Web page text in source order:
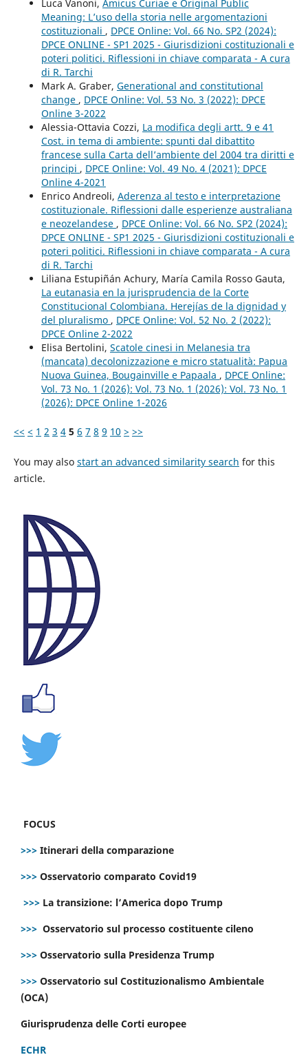
Luca Vanoni, Amicus Curiae e Original Public
Meaning: L’uso della storia nelle argomentazioni
costituzionali , DPCE Online: Vol. 66 No. SP2 (2024):
DPCE ONLINE - SP1 2025 - Giurisdizioni costituzionali e
poteri politici. Riflessioni in chiave comparata - A cura
di R. Tarchi
Mark A. Graber, Generational and constitutional
change , DPCE Online: Vol. 53 No. 3 (2022): DPCE
Online 3-2022
Alessia-Ottavia Cozzi, La modifica degli artt. 9 e 41
Cost. in tema di ambiente: spunti dal dibattito
francese sulla Carta dell’ambiente del 2004 tra diritti e
principi , DPCE Online: Vol. 49 No. 4 (2021): DPCE
Online 4-2021
Enrico Andreoli, Aderenza al testo e interpretazione
costituzionale. Riflessioni dalle esperienze australiana
e neozelandese , DPCE Online: Vol. 66 No. SP2 (2024):
DPCE ONLINE - SP1 2025 - Giurisdizioni costituzionali e
poteri politici. Riflessioni in chiave comparata - A cura
di R. Tarchi
Liliana Estupiñán Achury, María Camila Rosso Gauta,
La eutanasia en la jurisprudencia de la Corte
Constitucional Colombiana. Herejías de la dignidad y
del pluralismo , DPCE Online: Vol. 52 No. 2 (2022):
DPCE Online 2-2022
Elisa Bertolini, Scatole cinesi in Melanesia tra
(mancata) decolonizzazione e micro statualità: Papua
Nuova Guinea, Bougainville e Papaala , DPCE Online:
Vol. 73 No. 1 (2026): Vol. 73 No. 1 (2026): Vol. 73 No. 1
(2026): DPCE Online 1-2026
<< < 1 2 3 4 5 6 7 8 9 10 > >>
You may also start an advanced similarity search for this
article.
FOCUS
>>> Itinerari della comparazione
>>> Osservatorio comparato Covid19
>>> La transizione: l’America dopo Trump
>>> Osservatorio sul processo costituente cileno
>>> Osservatorio sulla Presidenza Trump
>>> Osservatorio sul Costituzionalismo Ambientale
(OCA)
Giurisprudenza delle Corti europee
ECHR